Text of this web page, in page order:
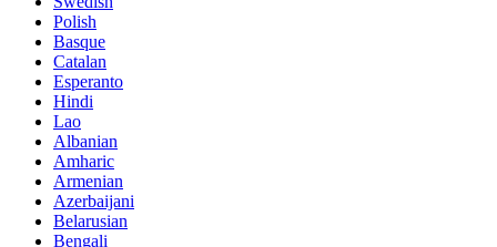
Polish
Basque
Catalan
Esperanto
Hindi
Lao
Albanian
Amharic
Armenian
Azerbaijani
Belarusian
Bengali